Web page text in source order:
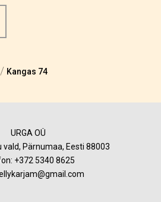
/ Kangas 74
URGA OÜ
vald, Pärnumaa, Eesti 88003
+372 5340 8625